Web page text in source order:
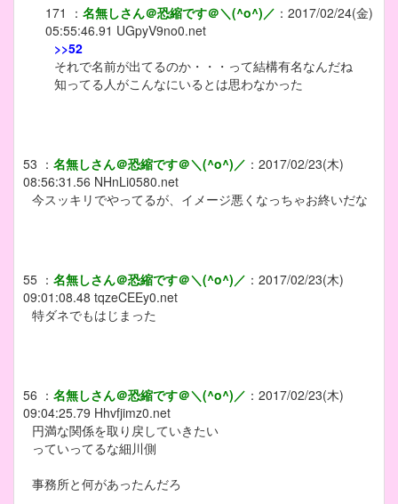
171 ： 名無しさん＠恐縮です＠＼(^o^)／ ： 2017/02/24(金)
05:55:46.91 UGpyV9no0.net
>>52
それで名前が出てるのか・・・って結構有名なんだね
知ってる人がこんなにいるとは思わなかった
53 ： 名無しさん＠恐縮です＠＼(^o^)／ ： 2017/02/23(木)
08:56:31.56 NHnLi0580.net
今スッキリでやってるが、イメージ悪くなっちゃお終いだな
55 ： 名無しさん＠恐縮です＠＼(^o^)／ ： 2017/02/23(木)
09:01:08.48 tqzeCEEy0.net
特ダネでもはじまった
56 ： 名無しさん＠恐縮です＠＼(^o^)／ ： 2017/02/23(木)
09:04:25.79 Hhvfjimz0.net
円満な関係を取り戻していきたい
っていってるな細川側
事務所と何があったんだろ